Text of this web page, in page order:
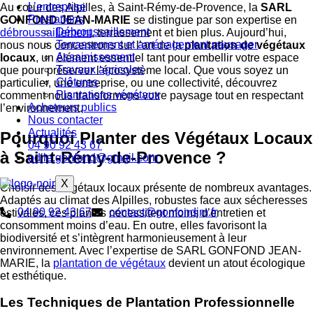
L’entreprise
Prestations
Débroussaillement
Terrassement et aménagement paysager
Assainissement
Travaux agricoles
Clôtures
Plantations végétaux
Acheteurs publics
Nous contacter
Actualités
04 90 92 43 67
odile.gonfond@gmail.com
X
04 90 92 43 67 contact@gonfondjm.fr
Au cœur des Alpilles, à Saint-Rémy-de-Provence, la SARL
GONFOND JEAN-MARIE se distingue par son expertise en
débroussaillement, terrassement et bien plus. Aujourd’hui,
nous nous concentrons sur l’art de laplantation de végétaux
locaux, un élément essentiel tant pour embellir votre espace
que pour préserver l’écosystème local. Que vous soyez un
particulier, une entreprise, ou une collectivité, découvrez
comment nous transformons votre paysage tout en respectant
l’environnement.
Pourquoi Planter des Végétaux Locaux
à Saint-Rémy-de-Provence ?
Choisir des végétaux locaux présente de nombreux avantages.
Adaptés au climat des Alpilles, robustes face aux sécheresses
estivales, ces plantes nécessitent moins d’entretien et
consomment moins d’eau. En outre, elles favorisont la
biodiversité et s’intègrent harmonieusement à leur
environnement. Avec l’expertise de SARL GONFOND JEAN-
MARIE, la plantation de végétaux devient un atout écologique
et esthétique.
Les Techniques de Plantation Professionnelle